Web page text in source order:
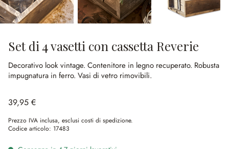
Set di 4 vasetti con cassetta Reverie
Decorativo look vintage. Contenitore in legno recuperato. Robusta
impugnatura in ferro. Vasi di vetro rimovibili.
39,95 €
Prezzo IVA inclusa, esclusi costi di spedizione.
Codice articolo: 17483